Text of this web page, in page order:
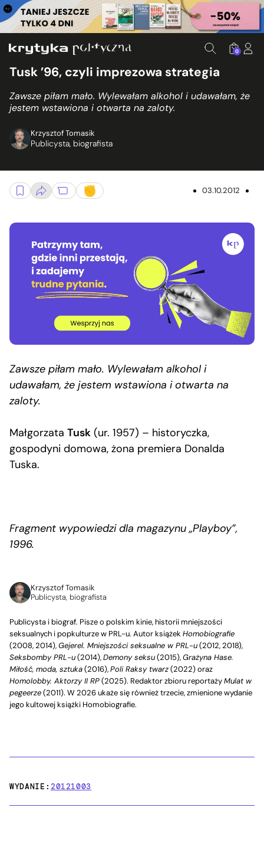
0
Tusk ’96, czyli imprezowa strategia
Zawsze piłam mało. Wylewałam alkohol i udawałam, że
jestem wstawiona i otwarta na zaloty.
Krzysztof Tomasik
Publicysta, biografista
03.10.2012
Zawsze piłam mało. Wylewałam alkohol i
udawałam, że jestem wstawiona i otwarta na
zaloty.
Małgorzata Tusk (ur. 1957) – historyczka,
gospodyni domowa, żona premiera Donalda
Tuska.
Fragment wypowiedzi dla magazynu „Playboy”,
1996.
Krzysztof Tomasik
Publicysta, biografista
Publicysta i biograf. Pisze o polskim kinie, historii mniejszości
seksualnych i popkulturze w PRL-u. Autor książek Homobiografie
(2008, 2014),Gejerel. Mniejszości seksualne w PRL-u(2012, 2018),
Seksbomby PRL-u(2014),Demony seksu(2015),Grażyna Hase.
Miłość, moda, sztuka(2016),Poli Raksy twarz(2022) oraz
Homolobby. Aktorzy II RP(2025). Redaktor zbioru reportażyMulat w
pegeerze(2011). W 2026 ukaże się również trzecie, zmienione wydanie
jego kultowej książki Homobiografie.
WYDANIE:20121003